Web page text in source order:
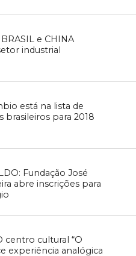
e CHINA
industrial
está na lista de
brasileiros para 2018
Fundação José
abre inscrições para
centro cultural “O
experiência analógica